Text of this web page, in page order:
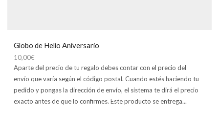
Globo de Helio Aniversario
10,00€
Aparte del precio de tu regalo debes contar con el precio del
envío que varía según el código postal. Cuando estés haciendo tu
pedido y pongas la dirección de envío, el sistema te dirá el precio
exacto antes de que lo confirmes. Este producto se entrega...